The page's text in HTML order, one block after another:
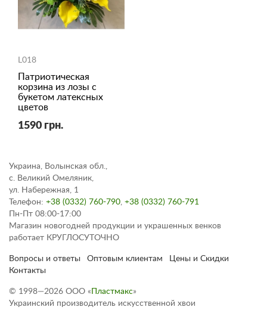
L018
Патриотическая
корзина из лозы с
букетом латексных
цветов
1590 грн.
Украина, Волынская обл.,
с. Великий Омеляник,
ул. Набережная, 1
Телефон: +38 (0332) 760-790, +38 (0332) 760-791
Пн-Пт 08:00-17:00
Магазин новогодней продукции и украшенных венков
работает КРУГЛОСУТОЧНО
Вопросы и ответы Оптовым клиентам
Цены и Скидки
Контакты
© 1998—2026 ООО « Пластмакс»
Украинский производитель искусственной хвои